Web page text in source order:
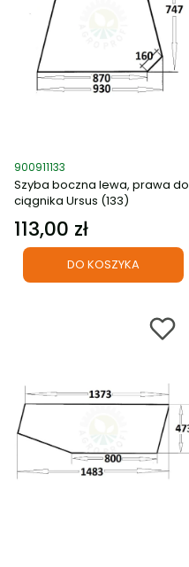
Kod produktu
900911133
Szyba boczna lewa, prawa do
ciągnika Ursus (133)
Cena
113,00 zł
DO KOSZYKA